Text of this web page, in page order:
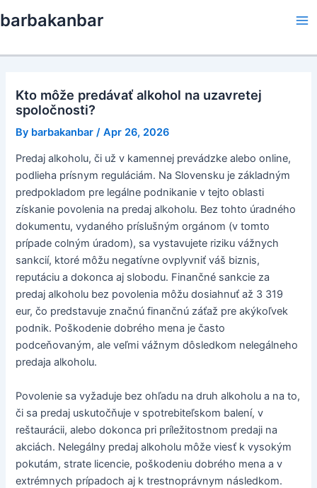
to
barbakanbar
Kto môže predávať alkohol na uzavretej
spoločnosti?
By barbakanbar /Apr 26, 2026
Predaj alkoholu, či už v kamennej prevádzke alebo online,
podlieha prísnym reguláciám. Na Slovensku je základným
predpokladom pre legálne podnikanie v tejto oblasti
získanie povolenia na predaj alkoholu. Bez tohto úradného
dokumentu, vydaného príslušným orgánom (v tomto
prípade colným úradom), sa vystavujete riziku vážnych
sankcií, ktoré môžu negatívne ovplyvniť váš biznis,
reputáciu a dokonca aj slobodu. Finančné sankcie za
predaj alkoholu bez povolenia môžu dosiahnuť až 3 319
eur, čo predstavuje značnú finančnú záťaž pre akýkoľvek
podnik. Poškodenie dobrého mena je často
podceňovaným, ale veľmi vážnym dôsledkom nelegálneho
predaja alkoholu.
Povolenie sa vyžaduje bez ohľadu na druh alkoholu a na to,
či sa predaj uskutočňuje v spotrebiteľskom balení, v
reštaurácii, alebo dokonca pri príležitostnom predaji na
akciách. Nelegálny predaj alkoholu môže viesť k vysokým
pokutám, strate licencie, poškodeniu dobrého mena a v
extrémnych prípadoch aj k trestnoprávnym následkom.